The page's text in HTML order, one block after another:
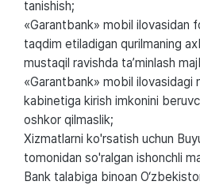
tanishish;
«Garantbank» mobil ilovasidan
taqdim etiladigan qurilmaning
mustaqil ravishda ta’minlash
«Garantbank» mobil ilovasidagi
kabinetiga kirish imkonini
oshkor qilmaslik;
Xizmatlarni ko'rsatish uchun
tomonidan so'ralgan ishonchli
Bank talabiga binoan